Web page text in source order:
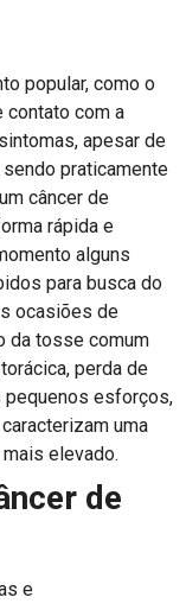
popular, como o
contato com a
apesar de
praticamente
câncer de
rápida e
alguns
para busca do
ocasiões de
da tosse comum
perda de
pequenos esforços,
uma
elevado.
de
e